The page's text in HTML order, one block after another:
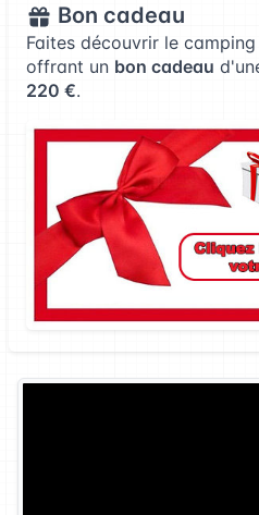
Bon cadeau
Faites découvrir le
offrant un bon cadeau
220 €.